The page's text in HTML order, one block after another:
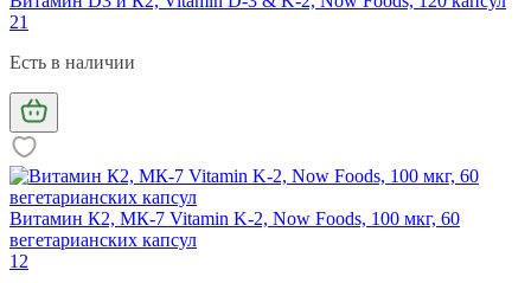
21
Есть в наличии
Витамин К2, МК-7 Vitamin K-2, Now Foods, 100 мкг, 60
вегетарианских капсул
12